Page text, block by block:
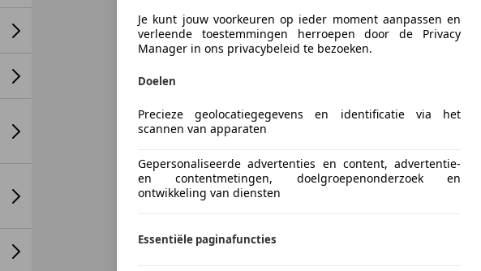
Je kunt jouw voorkeuren op ieder moment aanpassen en
verleende toestemmingen herroepen door de Privacy
Manager in ons privacybeleid te bezoeken.
Doelen
Precieze geolocatiegegevens en identificatie via het
scannen van apparaten
Gepersonaliseerde advertenties en content, advertentie-
en contentmetingen, doelgroepenonderzoek en
ontwikkeling van diensten
Essentiële paginafuncties